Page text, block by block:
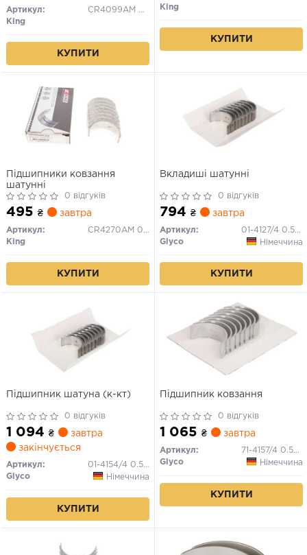
Артикул:
CR4099AM 010
King
КУПИТИ
King
КУПИТИ
Підшипники ковзання
шатунні
0 відгуків
495 ₴ завтра
Артикул:
CR4270AM 020
King
КУПИТИ
Вкладиші шатунні
0 відгуків
794 ₴ завтра
Артикул:
01-4127/4 0.50MM
Glyco
Німеччина
КУПИТИ
Пiдшипник шатуна (к-кт)
0 відгуків
1 094 ₴
завтра
закінчується
Артикул:
01-4154/4 0.50MM
Glyco
Німеччина
КУПИТИ
Підшипник ковзання
0 відгуків
1 065 ₴ завтра
Артикул:
71-4157/4 0.50MM
Glyco
Німеччина
КУПИТИ